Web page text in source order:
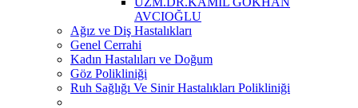
AVCIOĞLU
Ağız ve Diş Hastalıkları
Genel Cerrahi
Kadın Hastalıları ve Doğum
Göz Polikliniği
Ruh Sağlığı Ve Sinir Hastalıkları Polikliniği